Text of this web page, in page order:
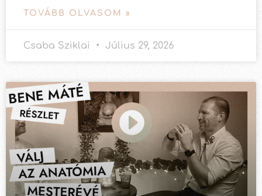
TOVÁBB OLVASOM »
Csaba Sziklai Július 29, 2026